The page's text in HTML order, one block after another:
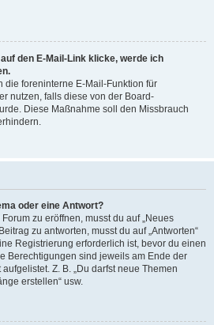
den E-Mail-Link klicke, werde ich
die foreninterne E-Mail-Funktion für
nutzen, falls diese von der Board-
Diese Maßnahme soll den Missbrauch
oder eine Antwort?
zu eröffnen, musst du auf „Neues
zu antworten, musst du auf „Antworten“
Registrierung erforderlich ist, bevor du einen
Berechtigungen sind jeweils am Ende der
Z. B. „Du darfst neue Themen
erstellen“ usw.